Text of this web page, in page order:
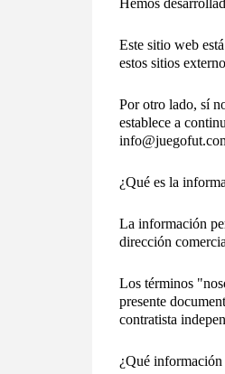
Hemos
Este sitio web
estos sitios
Por otro lado, sí
establece a
¿Qué es la
La información
dirección
Los términos
presente
contratista
¿Qué información